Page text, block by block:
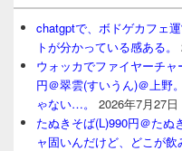
chatgptで、ボドゲカフェ
トが分かっている感ある。
ウォッカでファイヤーチ
円＠翠雲(すいうん)＠上野
ゃない…。
2026年7月27日
たぬきそば(L)990円＠たぬ
ャ固いんだけど、どこが飲